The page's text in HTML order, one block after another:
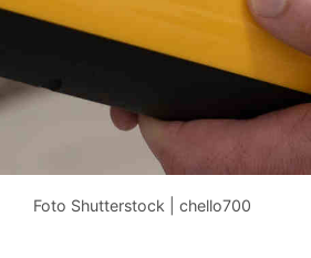
Foto Shutterstock | chello700